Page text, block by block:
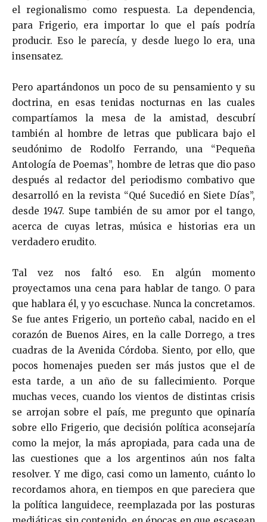
el regionalismo como respuesta. La dependencia,
para Frigerio, era importar lo que el país podría
producir. Eso le parecía, y desde luego lo era, una
insensatez.
Pero apartándonos un poco de su pensamiento y su
doctrina, en esas tenidas nocturnas en las cuales
compartíamos la mesa de la amistad, descubrí
también al hombre de letras que publicara bajo el
seudónimo de Rodolfo Ferrando, una “Pequeña
Antología de Poemas”, hombre de letras que dio paso
después al redactor del periodismo combativo que
desarrolló en la revista “Qué Sucedió en Siete Días”,
desde 1947. Supe también de su amor por el tango,
acerca de cuyas letras, música e historias era un
verdadero erudito.
Tal vez nos faltó eso. En algún momento
proyectamos una cena para hablar de tango. O para
que hablara él, y yo escuchase. Nunca la concretamos.
Se fue antes Frigerio, un porteño cabal, nacido en el
corazón de Buenos Aires, en la calle Dorrego, a tres
cuadras de la Avenida Córdoba. Siento, por ello, que
pocos homenajes pueden ser más justos que el de
esta tarde, a un año de su fallecimiento. Porque
muchas veces, cuando los vientos de distintas crisis
se arrojan sobre el país, me pregunto que opinaría
sobre ello Frigerio, que decisión política aconsejaría
como la mejor, la más apropiada, para cada una de
las cuestiones que a los argentinos aún nos falta
resolver. Y me digo, casi como un lamento, cuánto lo
recordamos ahora, en tiempos en que pareciera que
la política languidece, reemplazada por las posturas